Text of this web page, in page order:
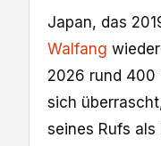
Japan, das
Walfang
2026 rund 400
sich
seines Rufs als